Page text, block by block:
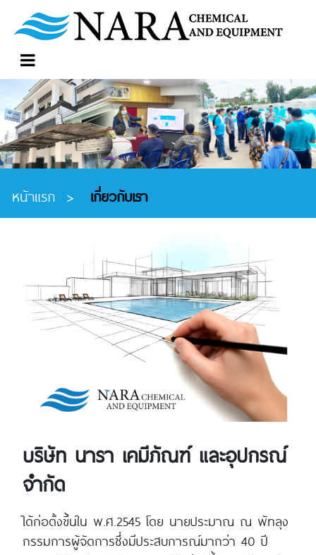
หน้าแรก > เกี่ยวกับเรา
บริษัท นารา เคมีภัณฑ์ และอุปกรณ์
จำกัด
ได้ก่อตั้งขึ้นใน พ.ศ.2545 โดย นายประมาณ ณ พัทลุง
กรรมการผู้จัดการซึ่งมีประสบการณ์มากว่า 40 ปี